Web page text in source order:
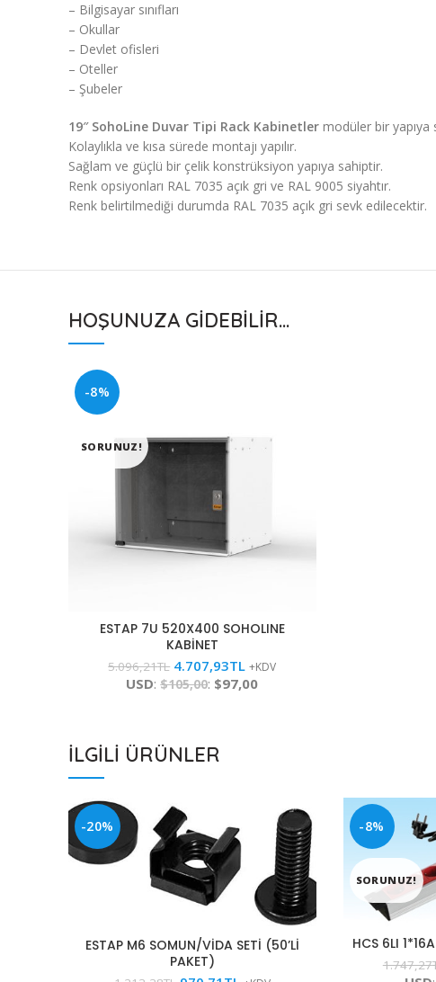
– Bilgisayar sınıfları
– Okullar
– Devlet ofisleri
– Oteller
– Şubeler
19″ SohoLine Duvar Tipi Rack Kabinetler modüler bir yapıya
Kolaylıkla ve kısa sürede montajı yapılır.
Sağlam ve güçlü bir çelik konstrüksiyon yapıya sahiptir.
Renk opsiyonları RAL 7035 açık gri ve RAL 9005 siyahtır.
Renk belirtilmediği durumda RAL 7035 açık gri sevk edilecektir.
HOŞUNUZA GIDEBILIR…
-8%
SORUNUZ!
ESTAP 7U 520X400 SOHOLINE
KABİNET
5.096,21TL 4.707,93TL +KDV
USD:$105,00: $97,00
İLGILI ÜRÜNLER
-20%
ESTAP M6 SOMUN/VİDA SETİ (50’Lİ
PAKET)
-8%
SORUNUZ!
HCS 6LI
1.747,27